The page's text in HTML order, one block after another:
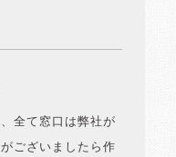
全て窓口は弊社が
ございましたら作